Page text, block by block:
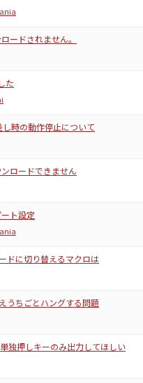
ードされません。
た
時の動作停止について
ロードできません
ト設定
ドに切り替えるマクロは
うちごとハングする問題
独押しキーのみ出力してほしい